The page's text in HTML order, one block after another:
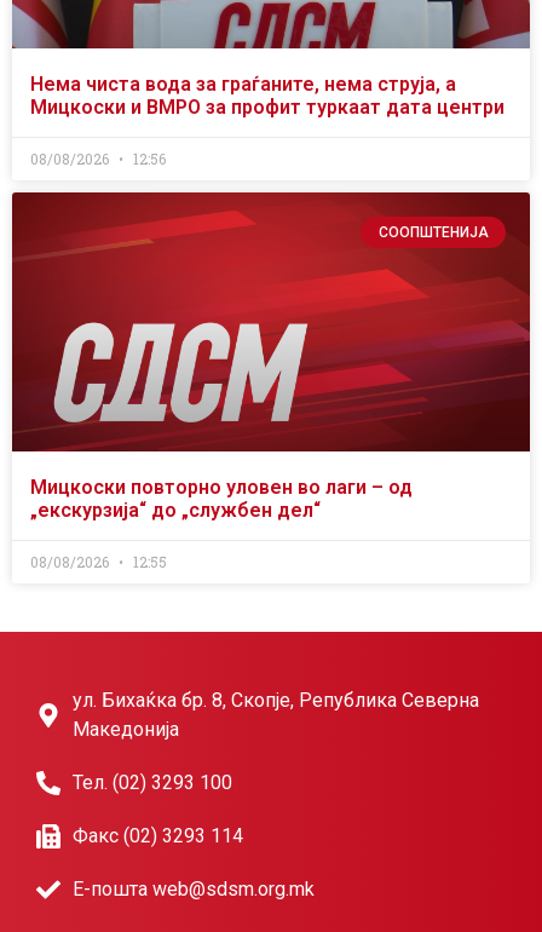
Нема чиста вода за граѓаните, нема струја, а
Мицкоски и ВМРО за профит туркаат дата центри
08/08/2026 12:56
СООПШТЕНИЈА
Мицкоски повторно уловен во лаги – од
„екскурзија“ до „службен дел“
08/08/2026 12:55
ул. Бихаќка бр. 8, Скопје, Република Северна
Македонија
Тел. (02) 3293 100
Факс (02) 3293 114
Е-пошта web@sdsm.org.mk